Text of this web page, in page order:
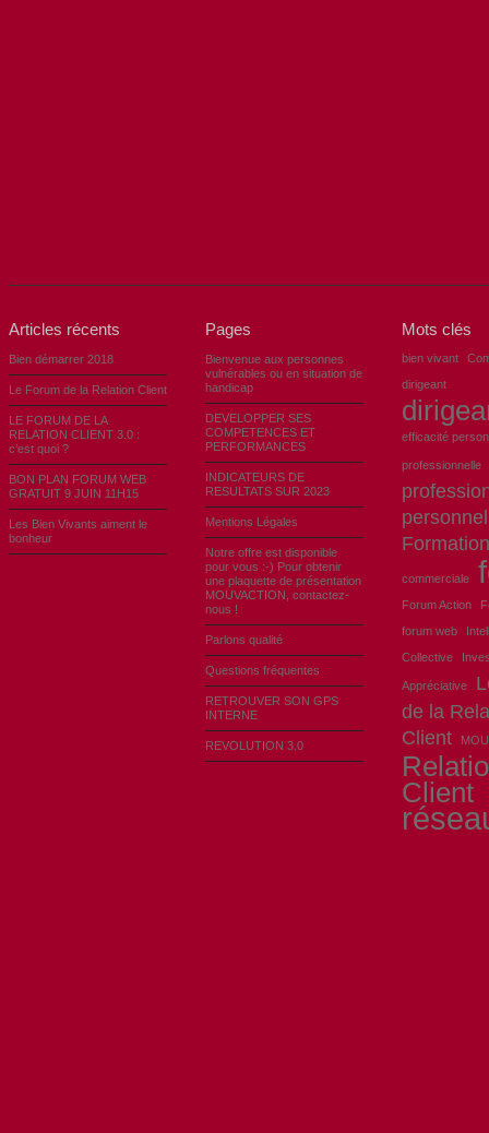
Articles récents
Bien démarrer 2018
Le Forum de la Relation Client
LE FORUM DE LA
RELATION CLIENT 3.0 :
c’est quoi ?
BON PLAN FORUM WEB
GRATUIT 9 JUIN 11H15
Les Bien Vivants aiment le
bonheur
Pages
Bienvenue aux personnes
vulnérables ou en situation de
handicap
DEVELOPPER SES
COMPETENCES ET
PERFORMANCES
INDICATEURS DE
RESULTATS SUR 2023
Mentions Légales
Notre offre est disponible
pour vous :-) Pour obtenir
une plaquette de présentation
MOUVACTION, contactez-
nous !
Parlons qualité
Questions fréquentes
RETROUVER SON GPS
INTERNE
REVOLUTION 3.0
Mots clés
bien vivant
dirigeant
efficacité
professionnelle
Formation
commerciale
Forum Action
forum web
Collective
Appréciative
de la
Client
Client